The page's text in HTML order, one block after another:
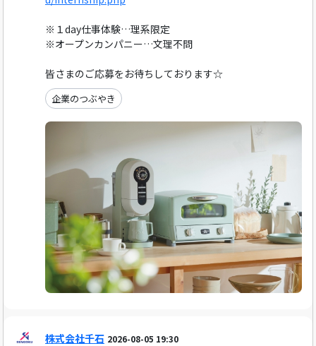
※１day仕事体験…理系限定
※オープンカンパニー…文理不問
皆さまのご応募をお待ちしております☆
企業のつぶやき
株式会社千石 2026-08-05 19:30